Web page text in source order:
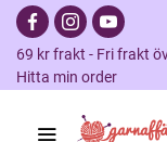
69 kr frakt - Fri frakt
Hitta min order